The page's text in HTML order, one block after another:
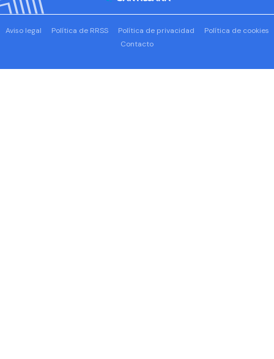
Aviso legal Política de RRSS Política de privacidad
Política de cookies
Contacto